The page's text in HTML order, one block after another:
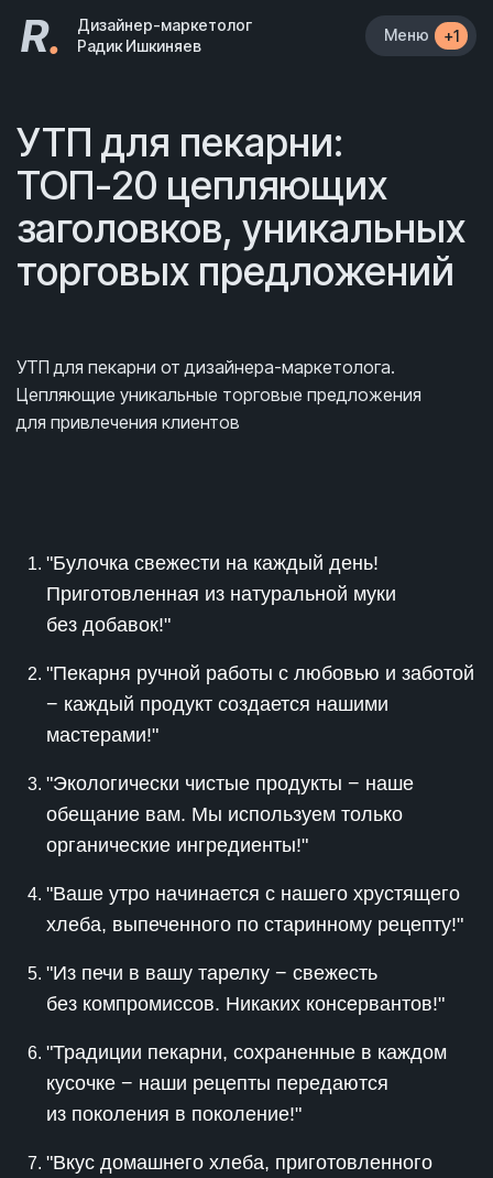
R.
Дизайнер-маркетолог
Радик Ишкиняев
Меню +1
УТП для пекарни:
ТОП-20 цепляющих
заголовков, уникальных
торговых предложений
УТП для пекарни от дизайнера-маркетолога.
Цепляющие уникальные торговые предложения
для привлечения клиентов
"Булочка свежести на каждый день!
Приготовленная из натуральной муки
без добавок!"
"Пекарня ручной работы с любовью и заботой
− каждый продукт создается нашими
мастерами!"
"Экологически чистые продукты − наше
обещание вам. Мы используем только
органические ингредиенты!"
"Ваше утро начинается с нашего хрустящего
хлеба, выпеченного по старинному рецепту!"
"Из печи в вашу тарелку − свежесть
без компромиссов. Никаких консервантов!"
"Традиции пекарни, сохраненные в каждом
кусочке − наши рецепты передаются
из поколения в поколение!"
"Вкус домашнего хлеба, приготовленного